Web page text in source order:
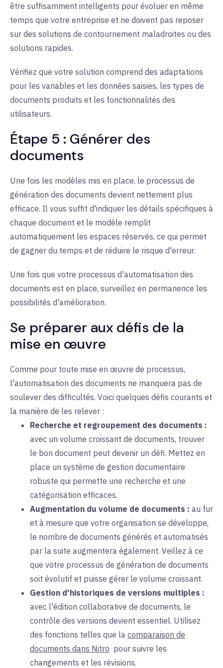
être suffisamment intelligents pour évoluer en même
temps que votre entreprise et ne doivent pas reposer
sur des solutions de contournement maladroites ou des
solutions rapides.
Vérifiez que votre solution comprend des adaptations
pour les variables et les données saisies, les types de
documents produits et les fonctionnalités des
utilisateurs.
Étape 5 : Générer des
documents
Une fois les modèles mis en place, le processus de
génération des documents devient nettement plus
efficace. Il vous suffit d'indiquer les détails spécifiques à
chaque document et le modèle remplit
automatiquement les espaces réservés, ce qui permet
de gagner du temps et de réduire le risque d'erreur.
Une fois que votre processus d'automatisation des
documents est en place, surveillez en permanence les
possibilités d'amélioration.
Se préparer aux défis de la
mise en œuvre
Comme pour toute mise en œuvre de processus,
l'automatisation des documents ne manquera pas de
soulever des difficultés. Voici quelques défis courants et
la manière de les relever :
Recherche et regroupement des documents :
avec un volume croissant de documents, trouver
le bon document peut devenir un défi. Mettez en
place un système de gestion documentaire
robuste qui permette une recherche et une
catégorisation efficaces.
Augmentation du volume de documents : au fur
et à mesure que votre organisation se développe,
le nombre de documents générés et automatisés
par la suite augmentera également. Veillez à ce
que votre processus de génération de documents
soit évolutif et puisse gérer le volume croissant.
Gestion d'historiques de versions multiples :
avec l'édition collaborative de documents, le
contrôle des versions devient essentiel. Utilisez
des fonctions telles que la comparaison de
documents dans Nitro pour suivre les
changements et les révisions.